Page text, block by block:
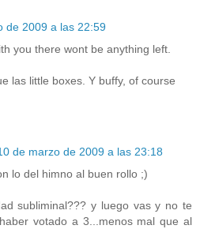
de 2009 a las 22:59
you there wont be anything left.
las little boxes. Y buffy, of course
de marzo de 2009 a las 23:18
lo del himno al buen rollo ;)
subliminal??? y luego vas y no te
votado a 3...menos mal que al